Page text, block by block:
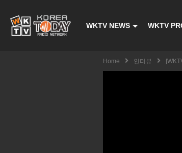
WKTV NEWS WKTV
Home 인터뷰